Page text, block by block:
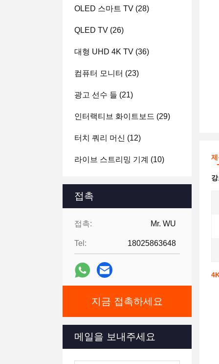
OLED 스마트 TV (28)
QLED TV (26)
대형 UHD 4K TV (36)
컴퓨터 모니터 (23)
광고 선수 들 (21)
인터랙티브 화이트보드 (29)
터치 쿼리 머신 (12)
라이브 스트리밍 기계 (10)
접촉
접촉: Mr. WU
Tel: 18025863648
지금 접촉하세요
메일을 보내주세요